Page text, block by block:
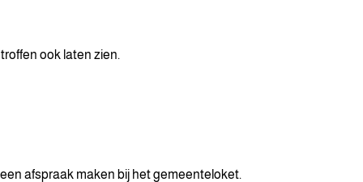
ook laten zien.
afspraak maken bij het gemeenteloket.